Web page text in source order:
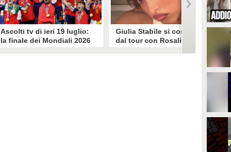
Ascolti tv di ieri 19 luglio:
la finale dei Mondiali 2026
Spagna-Argentina
Giulia Stabile si confessa
dal tour con Rosalia: "Non
sono stata bene, costretta